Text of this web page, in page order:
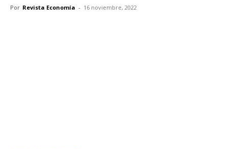
Por Revista Economía - 16 noviembre, 2022